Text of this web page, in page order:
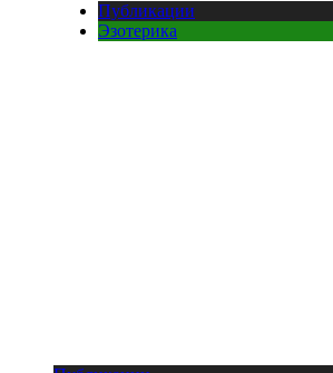
Публикации
Эзотерика